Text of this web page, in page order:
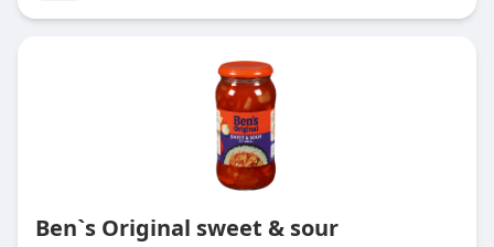
Ben`s Original sweet & sour